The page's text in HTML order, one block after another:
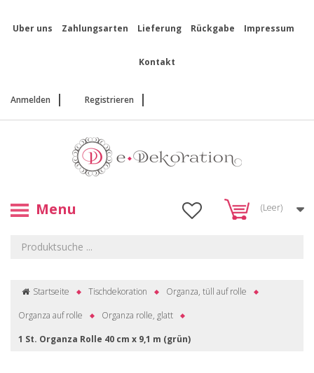
Uber uns Zahlungsarten Lieferung Rückgabe Impressum
Kontakt
Anmelden Registrieren
(Leer)
Menu
Startseite Tischdekoration
Organza, tüll auf rolle
Organza auf rolle
Organza rolle, glatt
1 St. Organza Rolle 40 cm x 9,1 m (grün)